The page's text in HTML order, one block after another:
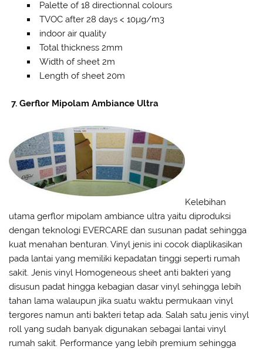
Palette of 18 directionnal colours
TVOC after 28 days < 10µg/m3
indoor air quality
Total thickness 2mm
Width of sheet 2m
Length of sheet 20m
7. Gerflor Mipolam Ambiance Ultra
Kelebihan
utama gerflor mipolam ambiance ultra yaitu diproduksi
dengan teknologi EVERCARE dan susunan padat sehingga
kuat menahan benturan. Vinyl jenis ini cocok diaplikasikan
pada lantai yang memiliki kepadatan tinggi seperti rumah
sakit. Jenis vinyl Homogeneous sheet anti bakteri yang
disusun padat hingga kebagian dasar vinyl sehingga lebih
tahan lama walaupun jika suatu waktu permukaan vinyl
tergores namun anti bakteri tetap ada. Salah satu jenis vinyl
roll yang sudah banyak digunakan sebagai lantai vinyl
rumah sakit. Performance yang lebih premium sehingga